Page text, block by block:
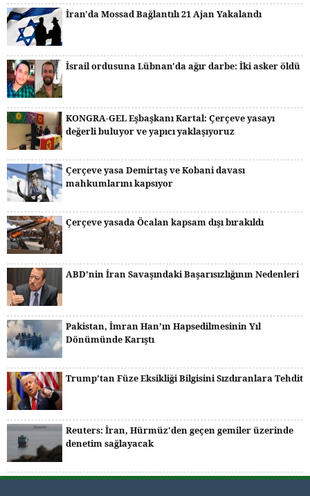
İran'da Mossad Bağlantılı 21 Ajan Yakalandı
İsrail ordusuna Lübnan'da ağır darbe: İki asker öldü
KONGRA-GEL Eşbaşkanı Kartal: Çerçeve yasayı
değerli buluyor ve yapıcı yaklaşıyoruz
Çerçeve yasa Demirtaş ve Kobani davası
mahkumlarını kapsıyor
Çerçeve yasada Öcalan kapsam dışı bırakıldı
ABD’nin İran Savaşındaki Başarısızlığının Nedenleri
Pakistan, İmran Han’ın Hapsedilmesinin Yıl
Dönümünde Karıştı
Trump’tan Füze Eksikliği Bilgisini Sızdıranlara Tehdit
Reuters: İran, Hürmüz'den geçen gemiler üzerinde
denetim sağlayacak